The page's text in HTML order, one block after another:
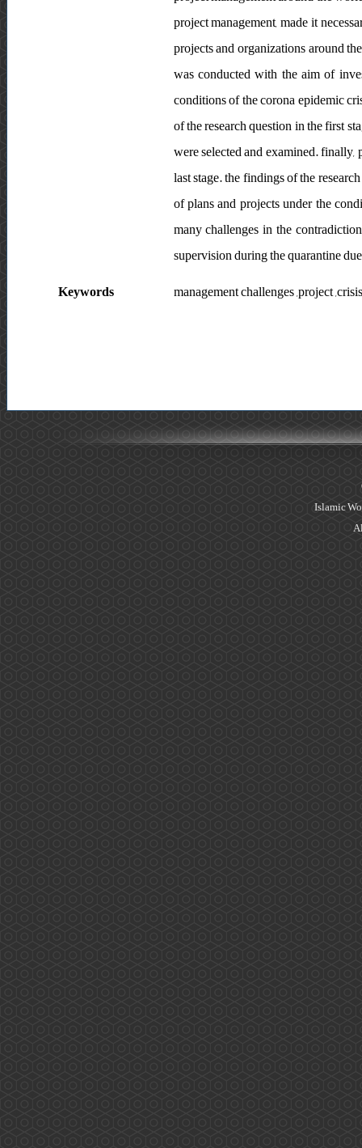
project management, made it
projects and organizations around
was conducted with the aim of
conditions of the corona epidemic
of the research question in the first
were selected and examined.
last stage. the findings of the
of plans and projects under the
many challenges in the
supervision during the quarantine
Keywords
management challenges ,project
Islamic